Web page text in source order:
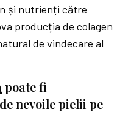
și nutrienți către
producția de colagen
de vindecare al
poate fi
nevoile pielii pe